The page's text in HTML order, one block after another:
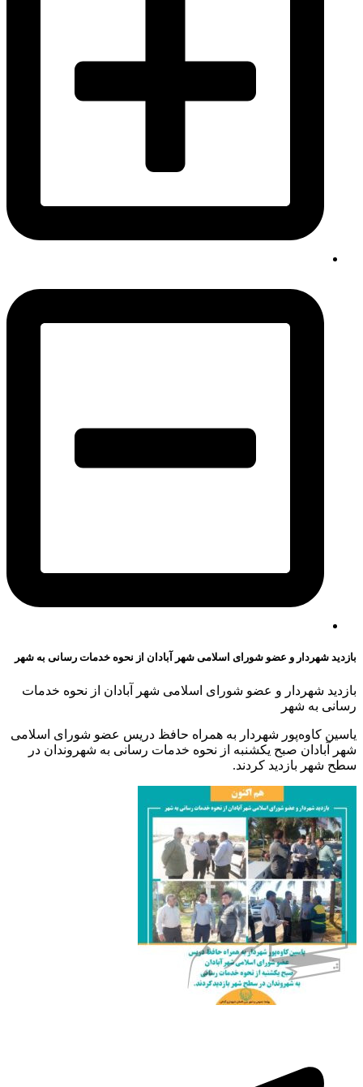
بازدید شهردار و عضو شورای اسلامی شهر آبادان از نحوه خدمات رسانی به شهر
بازدید شهردار و عضو شورای اسلامی شهر آبادان از نحوه خدمات
رسانی به شهر
یاسین کاوه‌پور شهردار به همراه حافظ دریس عضو شورای اسلامی
شهر آبادان صبح یکشنبه از نحوه خدمات رسانی به شهروندان در
سطح شهر بازدید کردند.